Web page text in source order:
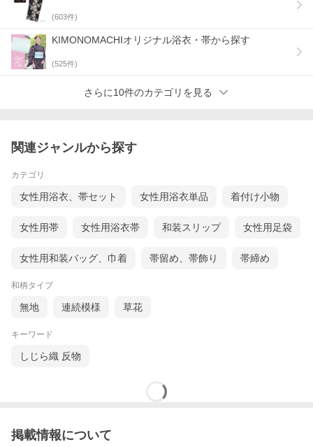
(603件)
KIMONOMACHIオリジナル浴衣・帯から探す
(525件)
さらに10件のカテゴリを見る
関連ジャンルから探す
カテゴリ
女性用浴衣、帯セット 女性用浴衣単品 着付け小物
女性用帯 女性用浴衣帯 和装スリップ 女性用足袋
女性用和装バッグ、巾着 帯留め、帯飾り 帯締め
和柄タイプ
無地 連続模様 草花
キーワード
しじら織 反物
掲載情報について